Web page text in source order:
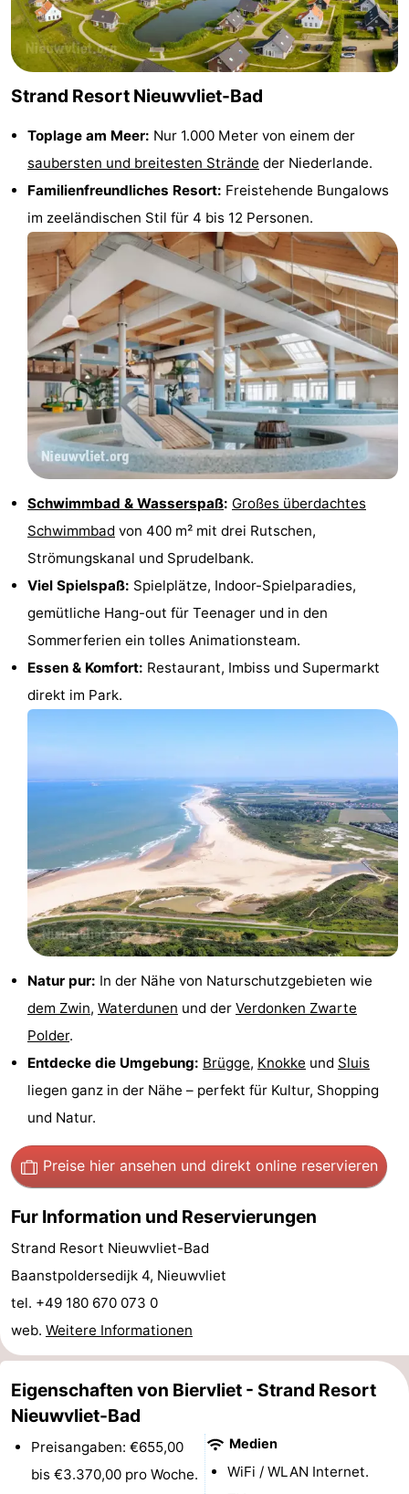
Golfplatze
-
Surfen
-
Sportangeln
Haifischzähne
Seehunden
Essen
und
trinken
Veranstaltungen
Praktisch
Forum
Route
Parken
Reisebuchshop
Medizin
Adressen
Region
Zeeland
Walcheren
Veere
-
Domburg
Vlaanderen
Nieuwvliet
Breskens
Cadzand-
Natur
Het
Westflandern
-
Gent
Die
Küste
-
Knokke-
Heist
-
Zeebrugge
-
Blankenberge
-
Wenduine
Wetter
Strand Resort Nieuwvliet-Bad
Toplage am Meer: Nur 1.000 Meter von einem der
saubersten und breitesten Strände der Niederlande.
Familienfreundliches Resort: Freistehende Bungalows
im zeeländischen Stil für 4 bis 12 Personen.
Schwimmbad & Wasserspaß: Großes überdachtes
Schwimmbad von 400 m² mit drei Rutschen,
Strömungskanal und Sprudelbank.
Viel Spielspaß: Spielplätze, Indoor-Spielparadies,
gemütliche Hang-out für Teenager und in den
Sommerferien ein tolles Animationsteam.
Essen & Komfort: Restaurant, Imbiss und Supermarkt
direkt im Park.
Natur pur: In der Nähe von Naturschutzgebieten wie
dem Zwin, Waterdunen und der Verdonken Zwarte
Polder.
Entdecke die Umgebung: Brügge, Knokke und Sluis
liegen ganz in der Nähe – perfekt für Kultur, Shopping
und Natur.
Preise hier ansehen und direkt online reservieren
Fur Information und Reservierungen
Strand Resort Nieuwvliet-Bad
Baanstpoldersedijk 4, Nieuwvliet
tel. +49 180 670 073 0
web. Weitere Informationen
Eigenschaften von Biervliet - Strand Resort
Nieuwvliet-Bad
Preisangaben: €655,00
bis €3.370,00 pro Woche.
Medien
WiFi / WLAN Internet.